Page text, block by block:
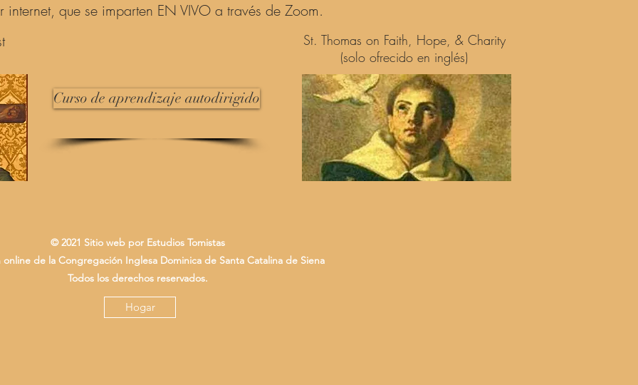
que se imparten EN VIVO a través de Zoom.
St. Thomas on Faith, Hope, & Charity
(solo ofrecido en inglés)
Curso de aprendizaje autodirigido
© 2021 Sitio web por Estudios Tomistas
online de la Congregación Inglesa Dominica de Santa Catalina de Siena
Todos los derechos reservados.
Hogar